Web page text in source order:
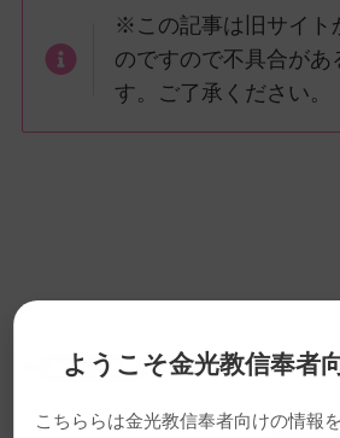
※この記事は旧サイト
のですので不具合があ
す。ご了承ください。
ン
ン
教話・読み物 動画 教話 生神金光
ようこそ金光教信奉者
こちららは金光教信奉者向けの情報